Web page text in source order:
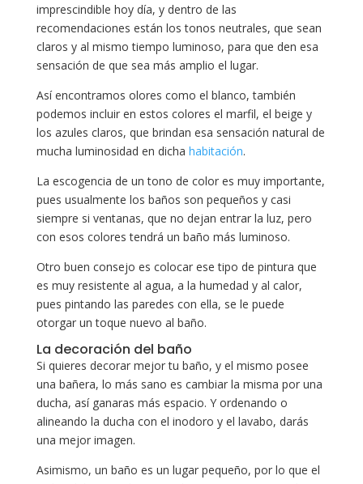
imprescindible hoy día, y dentro de las
recomendaciones están los tonos neutrales, que sean
claros y al mismo tiempo luminoso, para que den esa
sensación de que sea más amplio el lugar.
Así encontramos olores como el blanco, también
podemos incluir en estos colores el marfil, el beige y
los azules claros, que brindan esa sensación natural de
mucha luminosidad en dicha habitación.
La escogencia de un tono de color es muy importante,
pues usualmente los baños son pequeños y casi
siempre si ventanas, que no dejan entrar la luz, pero
con esos colores tendrá un baño más luminoso.
Otro buen consejo es colocar ese tipo de pintura que
es muy resistente al agua, a la humedad y al calor,
pues pintando las paredes con ella, se le puede
otorgar un toque nuevo al baño.
La decoración del baño
Si quieres decorar mejor tu baño, y el mismo posee
una bañera, lo más sano es cambiar la misma por una
ducha, así ganaras más espacio. Y ordenando o
alineando la ducha con el inodoro y el lavabo, darás
una mejor imagen.
Asimismo, un baño es un lugar pequeño, por lo que el